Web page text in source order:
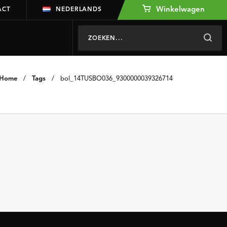
NEDERLANDS Winkelwagen
Home / Tags / bol_14TUSBO036_9300000039326714